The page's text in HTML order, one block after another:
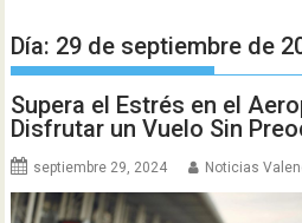
Día: 29 de septiembre de
Supera el Estrés en el
Disfrutar un Vuelo Sin
septiembre 29, 2024 Noticias